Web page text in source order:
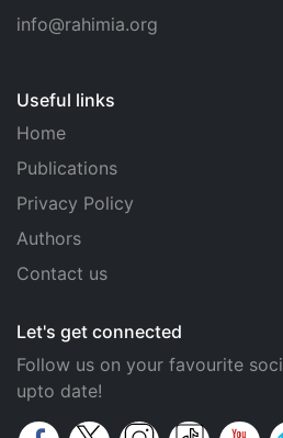
info@rahimia.org
Useful links
Home
Publications
Privacy Policy
Authors
Contact us
Let's get connected
Follow us on your favourite
upto date!